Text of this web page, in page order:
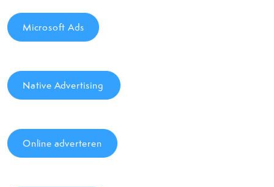
Microsoft Ads
Native Advertising
Online adverteren